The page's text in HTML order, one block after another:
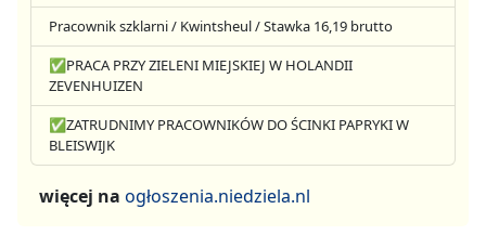
Pracownik szklarni / Kwintsheul / Stawka 16,19 brutto
✅PRACA PRZY ZIELENI MIEJSKIEJ W HOLANDII
ZEVENHUIZEN
✅ZATRUDNIMY PRACOWNIKÓW DO ŚCINKI PAPRYKI W
BLEISWIJK
więcej na ogłoszenia.niedziela.nl